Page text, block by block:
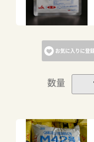
お気に入りに登録
数量